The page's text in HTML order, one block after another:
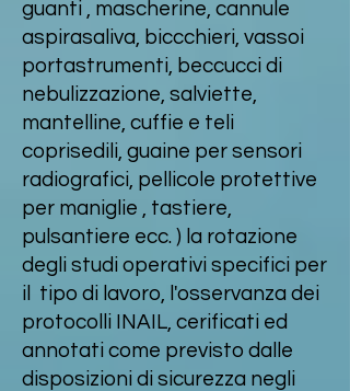
guanti , mascherine, cannule
aspirasaliva, biccchieri, vassoi
portastrumenti, beccucci di
nebulizzazione, salviette,
mantelline, cuffie e teli
coprisedili, guaine per sensori
radiografici, pellicole protettive
per maniglie , tastiere,
pulsantiere ecc. ) la rotazione
degli studi operativi specifici per
il tipo di lavoro, l'osservanza dei
protocolli INAIL, cerificati ed
annotati come previsto dalle
disposizioni di sicurezza negli